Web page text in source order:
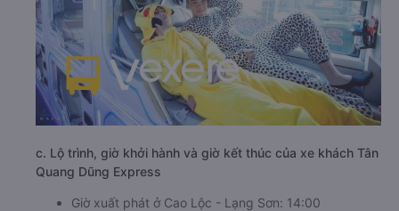
c. Lộ trình, giờ khởi hành và giờ kết thúc của xe khách Tân
Quang Dũng Express
Giờ xuất phát ở Cao Lộc - Lạng Sơn: 14:00